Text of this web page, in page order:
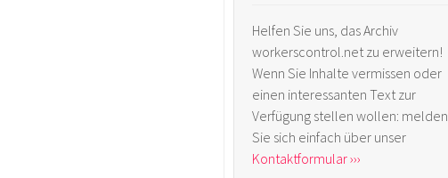
Helfen Sie uns, das Archiv
workerscontrol.net zu erweitern!
Wenn Sie Inhalte vermissen oder
einen interessanten Text zur
Verfügung stellen wollen: melden
Sie sich einfach über unser
Kontaktformular ›››